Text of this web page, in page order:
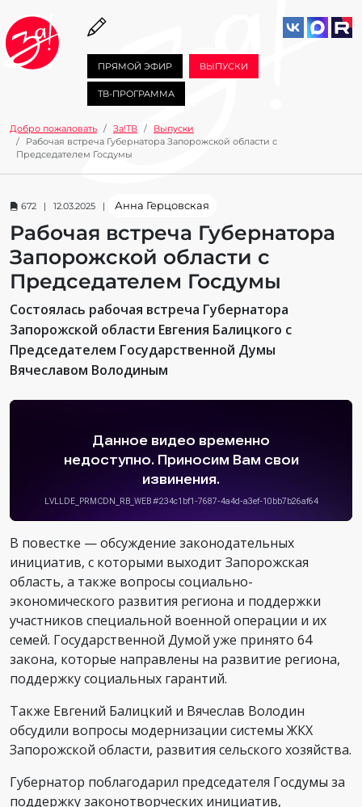
ПРЯМОЙ ЭФИР ВЫПУСКИ
ТВ-ПРОГРАММА
Добро пожаловать За!ТВ
Выпуски
Рабочая встреча Губернатора Запорожской области с
Председателем Госдумы
672 | 12.03.2025 | Анна Герцовская
Рабочая встреча Губернатора
Запорожской области с
Председателем Госдумы
Состоялась рабочая встреча Губернатора
Запорожской области Евгения Балицкого с
Председателем Государственной Думы
Вячеславом Володиным
В повестке — обсуждение законодательных
инициатив, с которыми выходит Запорожская
область, а также вопросы социально-
экономического развития региона и поддержки
участников специальной военной операции и их
семей. Государственной Думой уже принято 64
закона, которые направлены на развитие региона,
поддержку социальных гарантий.
Также Евгений Балицкий и Вячеслав Володин
обсудили вопросы модернизации системы ЖКХ
Запорожской области, развития сельского хозяйства.
Губернатор поблагодарил председателя Госдумы за
поддержку законотворческих инициатив,